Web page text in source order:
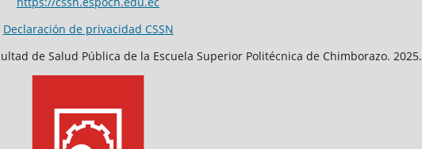
Declaración de privacidad CSSN
de Salud Pública de la Escuela Superior Politécnica de Chimborazo. 2025.